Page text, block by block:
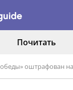
Почитать
оштрафован